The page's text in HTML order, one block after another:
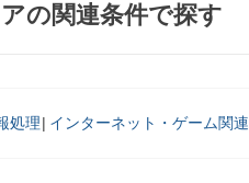
の関連条件で探す
処理 インターネット・ゲーム関連